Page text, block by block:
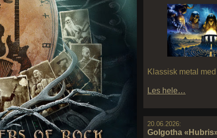
Klassisk metal
Les hele…
20.06.2026:
Golgotha